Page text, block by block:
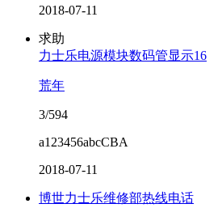
2018-07-11
求助
力士乐电源模块数码管显示16
荒年
3/594
a123456abcCBA
2018-07-11
博世力士乐维修部热线电话